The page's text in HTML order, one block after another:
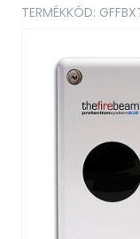
TERMÉKKÓD: